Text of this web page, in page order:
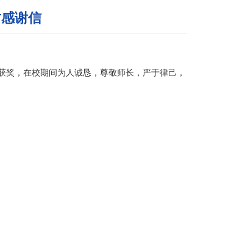
谢信
，在校期间为人诚恳，尊敬师长，严于律己，